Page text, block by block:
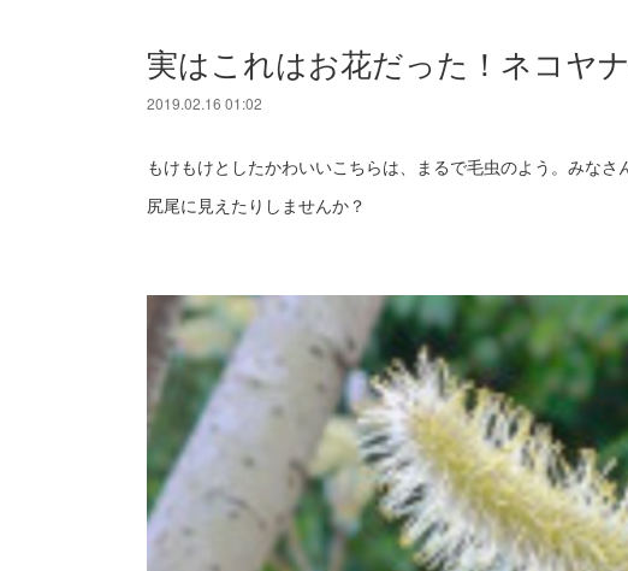
実はこれはお花だった！ネコヤ
2019.02.16 01:02
もけもけとしたかわいいこちらは、まるで毛虫のよう。みなさ
尻尾に見えたりしませんか？